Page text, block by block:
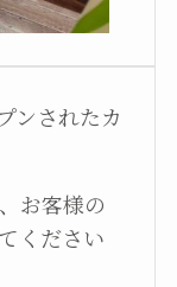
ンされたカ
お客様の
ください